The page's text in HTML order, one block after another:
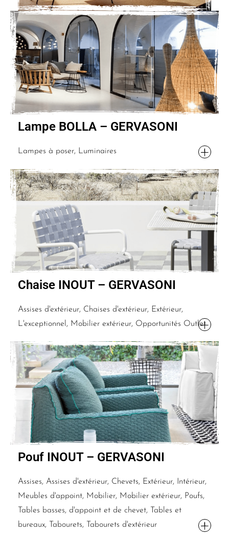
Lampe BOLLA – GERVASONI
Lampes à poser, Luminaires
Chaise INOUT – GERVASONI
Assises d'extérieur, Chaises d'extérieur, Extérieur,
L'exceptionnel, Mobilier extérieur, Opportunités Outlet
Pouf INOUT – GERVASONI
Assises, Assises d'extérieur, Chevets, Extérieur, Intérieur,
Meubles d'appoint, Mobilier, Mobilier extérieur, Poufs,
Tables basses, d'appoint et de chevet, Tables et
bureaux, Tabourets, Tabourets d'extérieur